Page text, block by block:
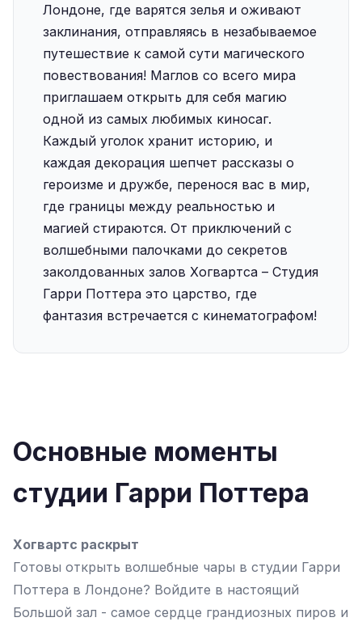
Лондоне, где варятся зелья и оживают
заклинания, отправляясь в незабываемое
путешествие к самой сути магического
повествования! Маглов со всего мира
приглашаем открыть для себя магию
одной из самых любимых киносаг.
Каждый уголок хранит историю, и
каждая декорация шепчет рассказы о
героизме и дружбе, перенося вас в мир,
где границы между реальностью и
магией стираются. От приключений с
волшебными палочками до секретов
заколдованных залов Хогвартса – Студия
Гарри Поттера это царство, где
фантазия встречается с кинематографом!
Основные моменты
студии Гарри Поттера
Хогвартс раскрыт
Готовы открыть волшебные чары в студии Гарри
Поттера в Лондоне? Войдите в настоящий
Большой зал - самое сердце грандиозных пиров и